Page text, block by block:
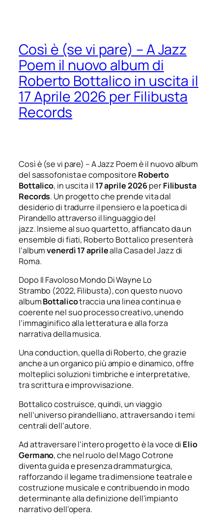
Così è (se vi pare) – A Jazz
Poem il nuovo album di
Roberto Bottalico in uscita il
17 Aprile 2026 per Filibusta
Records
Così è (se vi pare) – A Jazz Poemè il nuovo album
del sassofonista e compositore Roberto
Bottalico, in uscita il 17 aprile 2026perFilibusta
Records. Un progetto che prende vita dal
desiderio di tradurre il pensiero e la poetica di
Pirandello attraverso il linguaggio del
jazz. Insieme al suo quartetto, affiancato da un
ensemble di fiati, Roberto Bottalico presenterà
l’albumvenerdì 17 aprilealla Casa del Jazz di
Roma.
Dopo Il Favoloso Mondo Di Wayne Lo
Strambo (2022, Filibusta), con questo nuovo
albumBottalicotraccia una linea continua e
coerente nel suo processo creativo, unendo
l’immaginifico alla letteratura e alla forza
narrativa della musica.
Unaconduction, quella di Roberto, che grazie
anche a un organico più ampio e dinamico, offre
molteplici soluzioni timbriche e interpretative,
tra scrittura e improvvisazione.
Bottalico costruisce, quindi, un viaggio
nell’universo pirandelliano, attraversando i temi
centrali dell’autore.
Ad attraversare l’intero progetto è la voce di Elio
Germano, che nel ruolo del Mago Cotrone
diventa guida e presenza drammaturgica,
rafforzando il legame tra dimensione teatrale e
costruzione musicale e contribuendo in modo
determinante alla definizione dell’impianto
narrativo dell’opera.